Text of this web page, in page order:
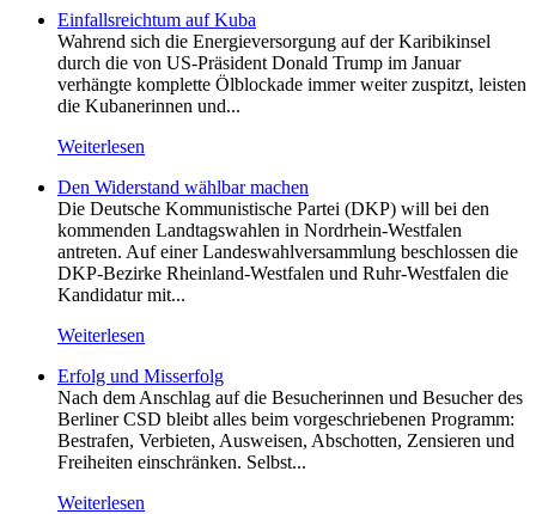
Einfallsreichtum auf Kuba
Wahrend sich die Energieversorgung auf der Karibikinsel
durch die von US-Präsident Donald Trump im Januar
verhängte komplette Ölblockade immer weiter zuspitzt, leisten
die Kubanerinnen und...
Weiterlesen
Den Widerstand wählbar machen
Die Deutsche Kommunistische Partei (DKP) will bei den
kommenden Landtagswahlen in Nordrhein-Westfalen
antreten. Auf einer Landeswahlversammlung beschlossen die
DKP-Bezirke Rheinland-Westfalen und Ruhr-Westfalen die
Kandidatur mit...
Weiterlesen
Erfolg und Misserfolg
Nach dem Anschlag auf die Besucherinnen und Besucher des
Berliner CSD bleibt alles beim vorgeschriebenen Programm:
Bestrafen, Verbieten, Ausweisen, Abschotten, Zensieren und
Freiheiten einschränken. Selbst...
Weiterlesen